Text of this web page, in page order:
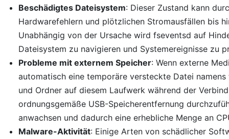
Beschädigtes Dateisystem: Dieser Zustand kann
Hardwarefehlern und plötzlichen Stromausfällen bis
Unabhängig von der Ursache wird fseventsd auf
Dateisystem zu navigieren und Systemereignisse zu
Probleme mit externem Speicher: Wenn externe
automatisch eine temporäre versteckte Datei
und Ordner auf diesem Laufwerk während der
ordnungsgemäße USB-Speicherentfernung
anwachsen und dadurch eine erhebliche Menge an
Malware-Aktivität: Einige Arten von schädlicher